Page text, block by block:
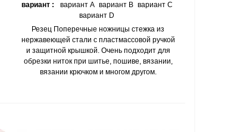
вариант :
вариант A вариант B вариант C
вариант D
Резец Поперечные ножницы стежка из
нержавеющей стали с пластмассовой ручкой
и защитной крышкой. Очень подходит для
обрезки ниток при шитье, пошиве, вязании,
вязании крючком и многом другом.